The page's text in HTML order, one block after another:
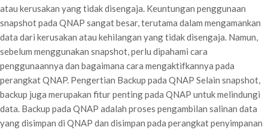
atau kerusakan yang tidak disengaja. Keuntungan penggunaan
snapshot pada QNAP sangat besar, terutama dalam mengamankan
data dari kerusakan atau kehilangan yang tidak disengaja. Namun,
sebelum menggunakan snapshot, perlu dipahami cara
penggunaannya dan bagaimana cara mengaktifkannya pada
perangkat QNAP. Pengertian Backup pada QNAP Selain snapshot,
backup juga merupakan fitur penting pada QNAP untuk melindungi
data. Backup pada QNAP adalah proses pengambilan salinan data
yang disimpan di QNAP dan disimpan pada perangkat penyimpanan